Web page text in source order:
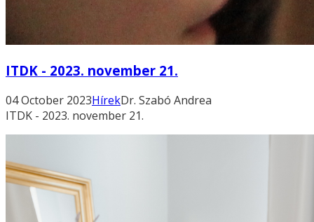
ITDK - 2023. november 21.
04 October 2023HírekDr. Szabó Andrea
ITDK - 2023. november 21.